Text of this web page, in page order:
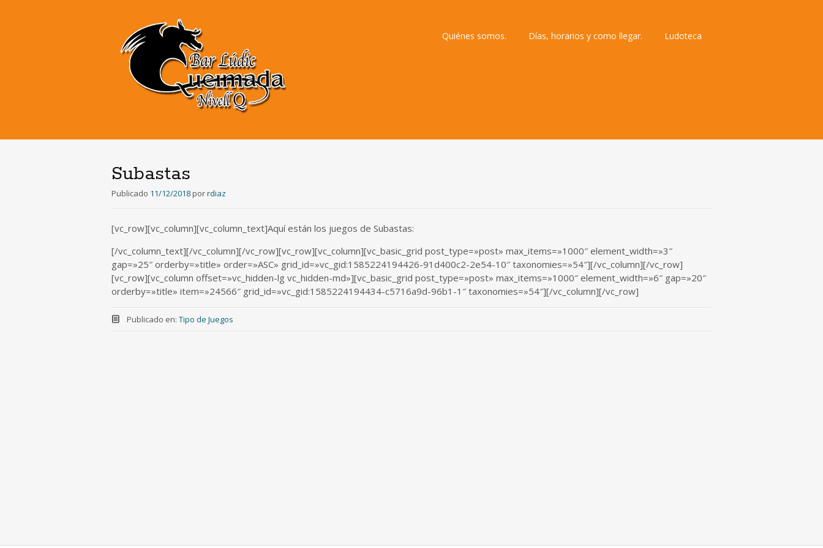
Ir
Quiénes somos. Días, horarios y como llegar. Ludoteca
Subastas
Publicado 11/12/2018 porrdiaz
[vc_row][vc_column][vc_column_text]Aquí están los juegos de Subastas:
[/vc_column_text][/vc_column][/vc_row][vc_row][vc_column][vc_basic_grid post_type=»post» max_items=»1000″ element_width=»3″
gap=»25″ orderby=»title» order=»ASC» grid_id=»vc_gid:1585224194426-91d400c2-2e54-10″ taxonomies=»54″][/vc_column][/vc_row]
[vc_row][vc_column offset=»vc_hidden-lg vc_hidden-md»][vc_basic_grid post_type=»post» max_items=»1000″ element_width=»6″ gap=»20″
orderby=»title» item=»24566″ grid_id=»vc_gid:1585224194434-c5716a9d-96b1-1″ taxonomies=»54″][/vc_column][/vc_row]
Publicado en: Tipo de Juegos